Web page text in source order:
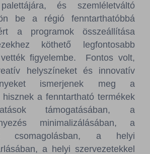
és szemléletváltó
be a régió fenntarthatóbbá
a programok összeállítása
köthető legfontosabb
vették figyelembe. Fontos volt,
helyszíneket és innovatív
ismerjenek meg a
hisznek a fenntartható termékek
támogatásában, a
minimalizálásában, a
csomagolásban, a helyi
a helyi szervezetekkel